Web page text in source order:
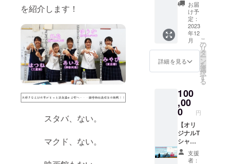
を紹介します！
スタバ、ない。
マクド、ない。
きま
す。未
就学児
は無料
となり
ます。
に参加
人数の
お願い
しま
す。
※SEN's
Berry
Farmま
での交
通費及
び食事
存）：
たま
ごバ
ター
60日間
ケージ
に記載)
ン 6
日間(商
品パッ
ケージ
に記載)
康
卵
20日間
(商品
期限
2024年
5月末日
※一口で
1名〜2
名様ま
させて
いただ
考欄に
参加人
数の記
入をお
願いし
ます。
※アウト
ドアス
テー
ジナル
レザー
アイテ
ムを
ゲット
しま
しょ
う！！
ワーク
ショッ
プ ・場
びの市
ナチョ
宅 ・日
時
2024年
比率が
上がる
30ヶ月
は最低
でも育
成する
という
ところ
限まで
引き上
げた状
態で精
肉とし
て提供
してい
ます。
宮崎牛
援者限
定！！
素人の
くせに
DIY経験
豊富な
ナチョ
があな
たのDIY
伝いさ
せてい
ただき
ます。
工具な
どもナ
チョが
持って
いるも
お届
け予
定：
2023
年12
月
詳細を見る
こ
の
リ
タ
ー
ン
を
選
択
す
る
100
,00
0 円
【オリ
ジナルT
シャツ
＋ナ
チョの
支援
者：